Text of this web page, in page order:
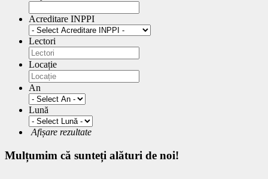
Acreditare INPPI
Lectori
Locație
An
Lună
Afișare rezultate
Mulțumim că sunteți alături de noi!